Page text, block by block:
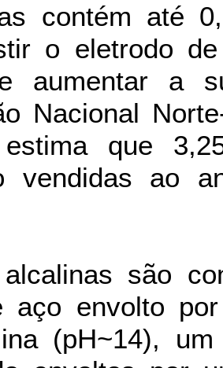
contém até
o eletrodo
aumentar a
Nacional
que
vendidas ao
são
aço envolto
(pH~14),